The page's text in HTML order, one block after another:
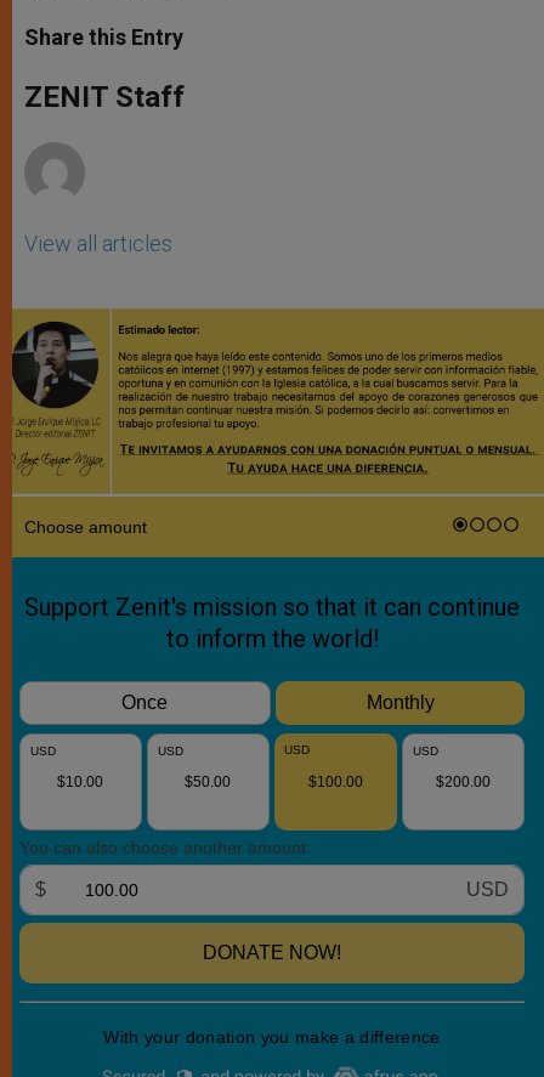
t
s
p
p
s
e
g
e
e
b
o
k
Share this Entry
ZENIT Staff
View all articles